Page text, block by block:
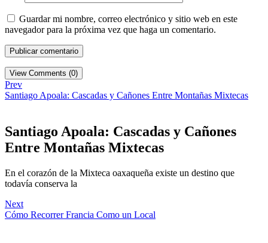
Guardar mi nombre, correo electrónico y sitio web en este
navegador para la próxima vez que haga un comentario.
View Comments (0)
Prev
Santiago Apoala: Cascadas y Cañones Entre Montañas Mixtecas
Santiago Apoala: Cascadas y Cañones
Entre Montañas Mixtecas
En el corazón de la Mixteca oaxaqueña existe un destino que
todavía conserva la
Next
Cómo Recorrer Francia Como un Local